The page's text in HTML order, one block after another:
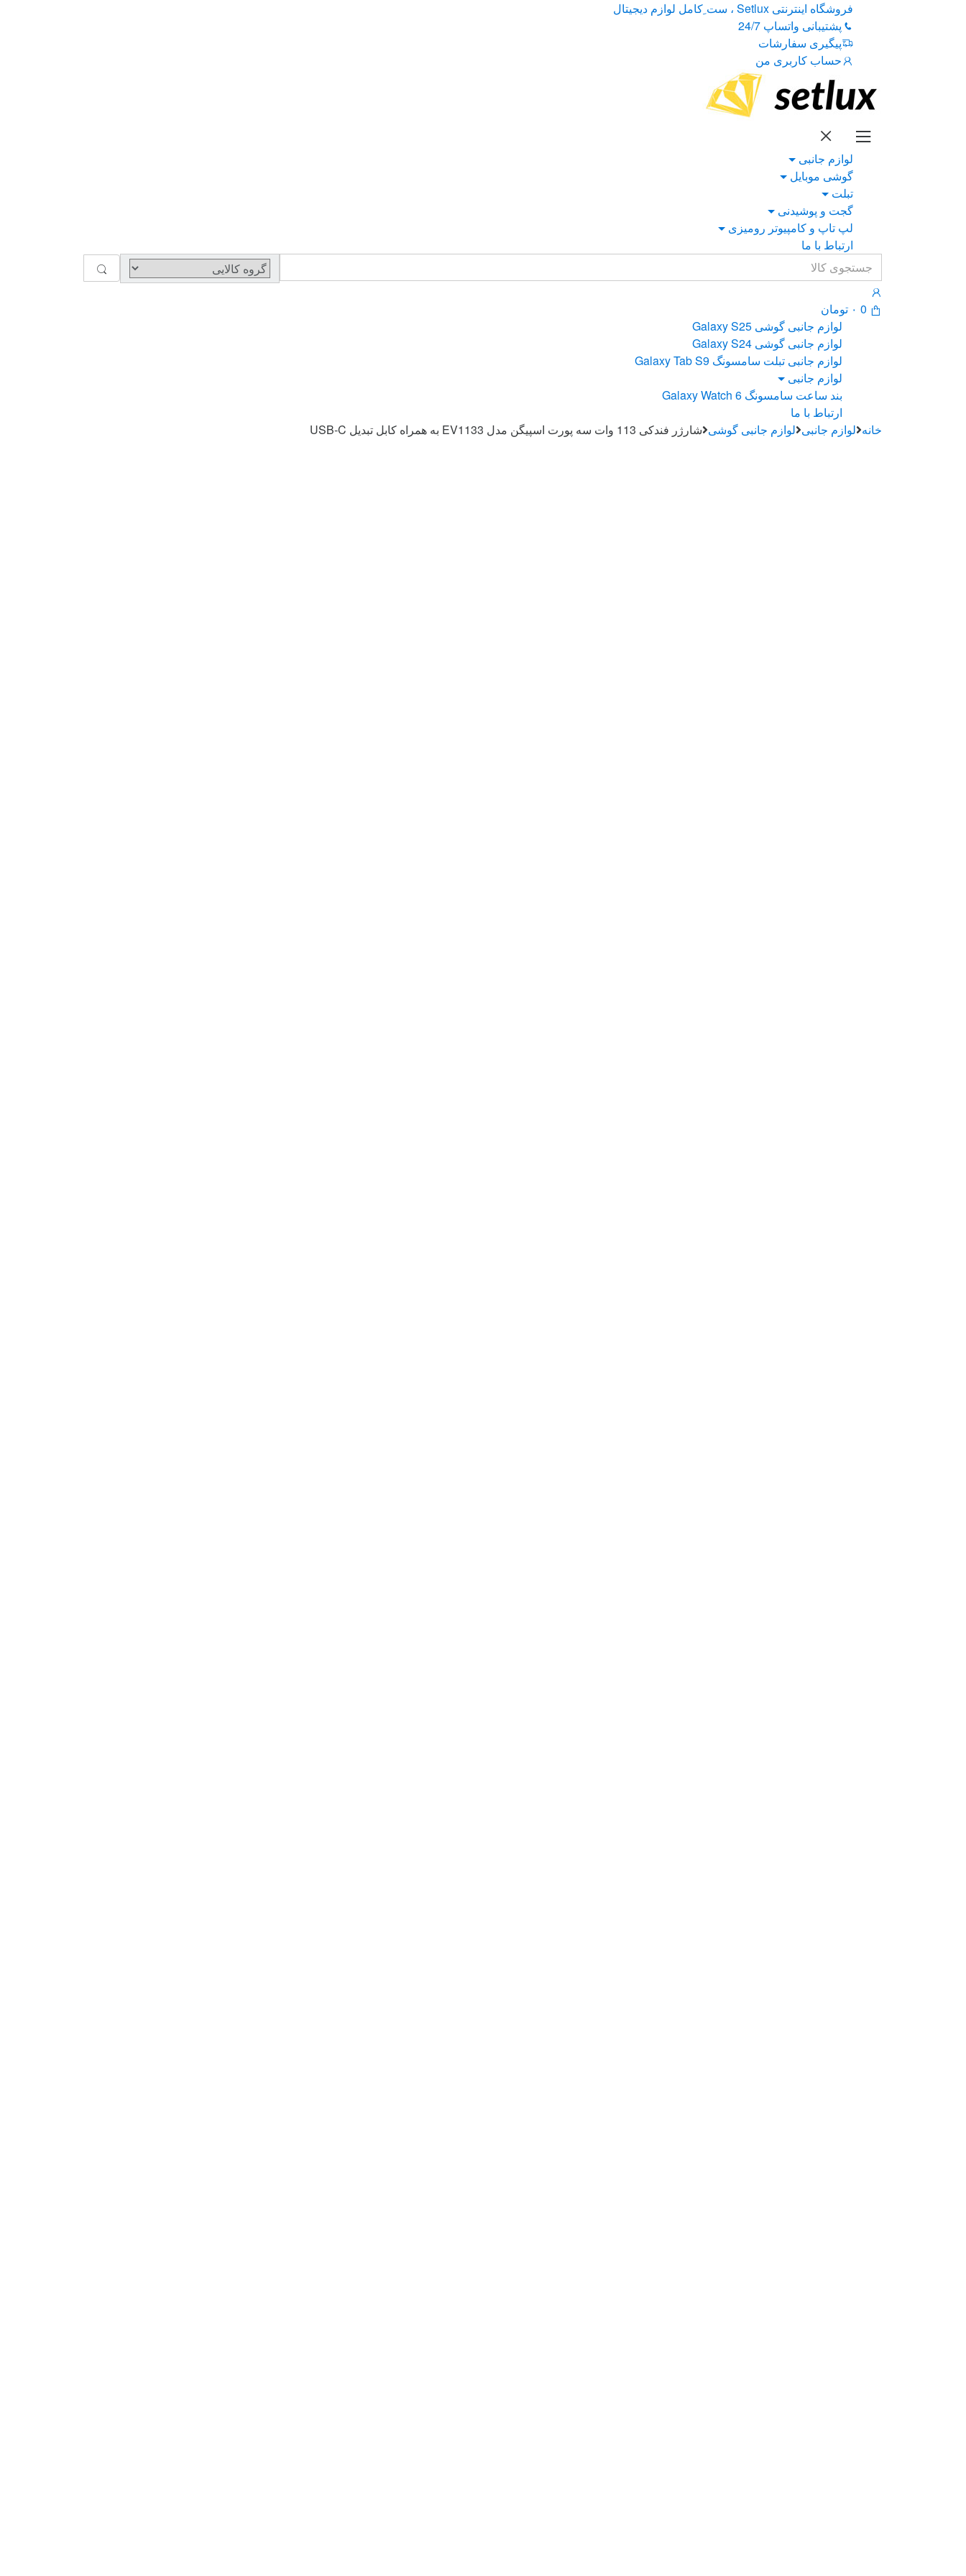
فروشگاه اینترنتی Setlux ، ست ِکامل لوازم دیجیتال
پشتیبانی واتساپ 24/7
پیگیری سفارشات
حساب کاربری من
لوازم جانبی
گوشی موبایل
تبلت
گجت و پوشیدنی
لپ تاپ و کامپیوتر رومیزی
ارتباط با ما
for:
0 ۰ تومان
لوازم جانبی گوشی Galaxy S25
لوازم جانبی گوشی Galaxy S24
لوازم جانبی تبلت سامسونگ Galaxy Tab S9
لوازم جانبی
بند ساعت سامسونگ Galaxy Watch 6
ارتباط با ما
خانه لوازم جانبی لوازم جانبی گوشی شارژر فندکی 113 وات سه پورت اسپیگن مدل EV1133 به همراه کابل تبدیل USB‑C